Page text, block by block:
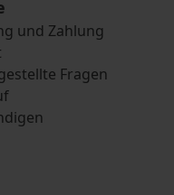
und Zahlung
Fragen